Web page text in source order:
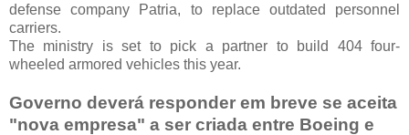
defense company Patria, to replace outdated personnel
carriers.
The ministry is set to pick a partner to build 404 four-
wheeled armored vehicles this year.
Governo deverá responder em breve se aceita
"nova empresa" a ser criada entre Boeing e